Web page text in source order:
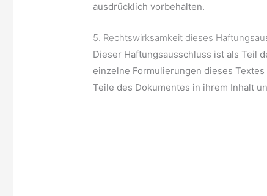
ausdrücklich vorbehalten.
5. Rechtswirksamkeit dieses
Dieser Haftungsausschluss ist als Teil
einzelne Formulierungen dieses
Teile des Dokumentes in ihrem Inhalt